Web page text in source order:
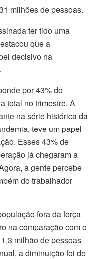
milhões de pessoas.
ter tido uma
que a
decisivo na
por 43% do
total no trimestre. A
na série histórica da
teve um papel
Esses 43% de
já chegaram a
a gente percebe
do trabalhador
fora da força
na comparação com o
milhão de pessoas
a diminuição foi de